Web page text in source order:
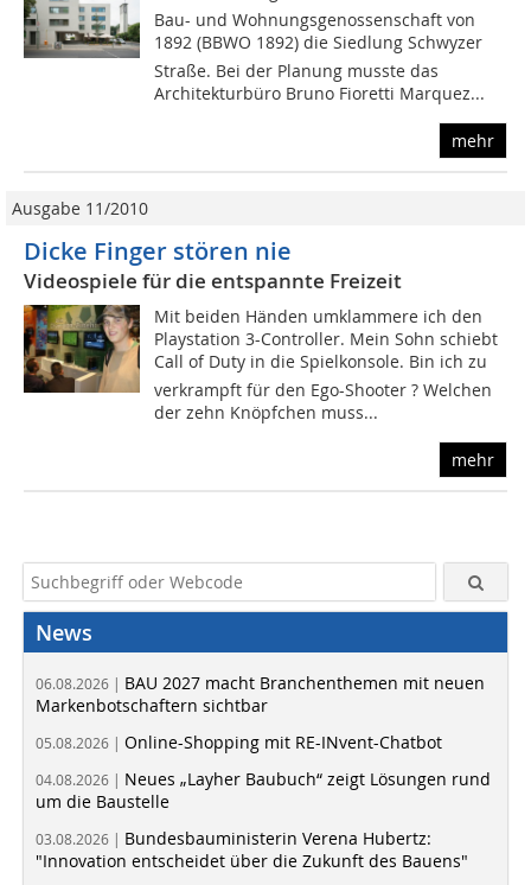
Bau- und Wohnungsgenossenschaft von
1892 (BBWO 1892) die Siedlung Schwyzer
Straße. Bei der Planung musste das
Architekturbüro Bruno Fioretti Marquez...
mehr
Ausgabe 11/2010
Dicke Finger stören nie
Videospiele für die entspannte Freizeit
Mit beiden Händen umklammere ich den
Playstation 3-Controller. Mein Sohn schiebt
Call of Duty in die Spielkonsole. Bin ich zu
verkrampft für den Ego-Shooter ? Welchen
der zehn Knöpfchen muss...
mehr
News
06.08.2026 | BAU 2027 macht Branchenthemen mit neuen
Markenbotschaftern sichtbar
05.08.2026 | Online-Shopping mit RE-INvent-Chatbot
04.08.2026 | Neues „Layher Baubuch“ zeigt Lösungen rund
um die Baustelle
03.08.2026 | Bundesbauministerin Verena Hubertz:
"Innovation entscheidet über die Zukunft des Bauens"